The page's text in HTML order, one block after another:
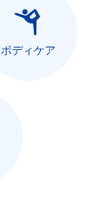
ボディケア